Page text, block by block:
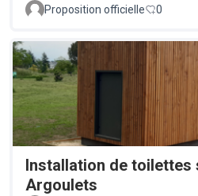
Proposition officielle
0
Installation de toilettes
Argoulets